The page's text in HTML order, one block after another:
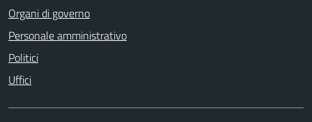
Organi di governo
Personale amministrativo
Politici
Uffici